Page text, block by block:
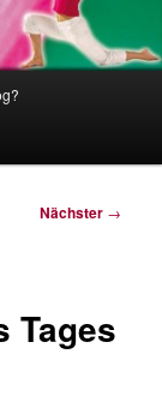
Nächster →
Tages